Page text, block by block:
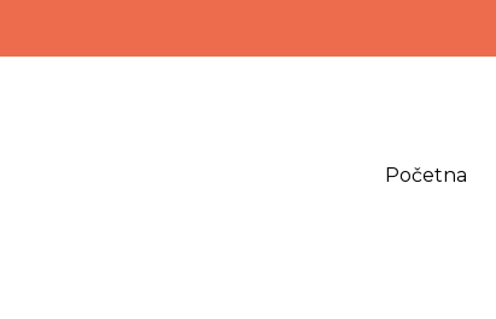
Početna